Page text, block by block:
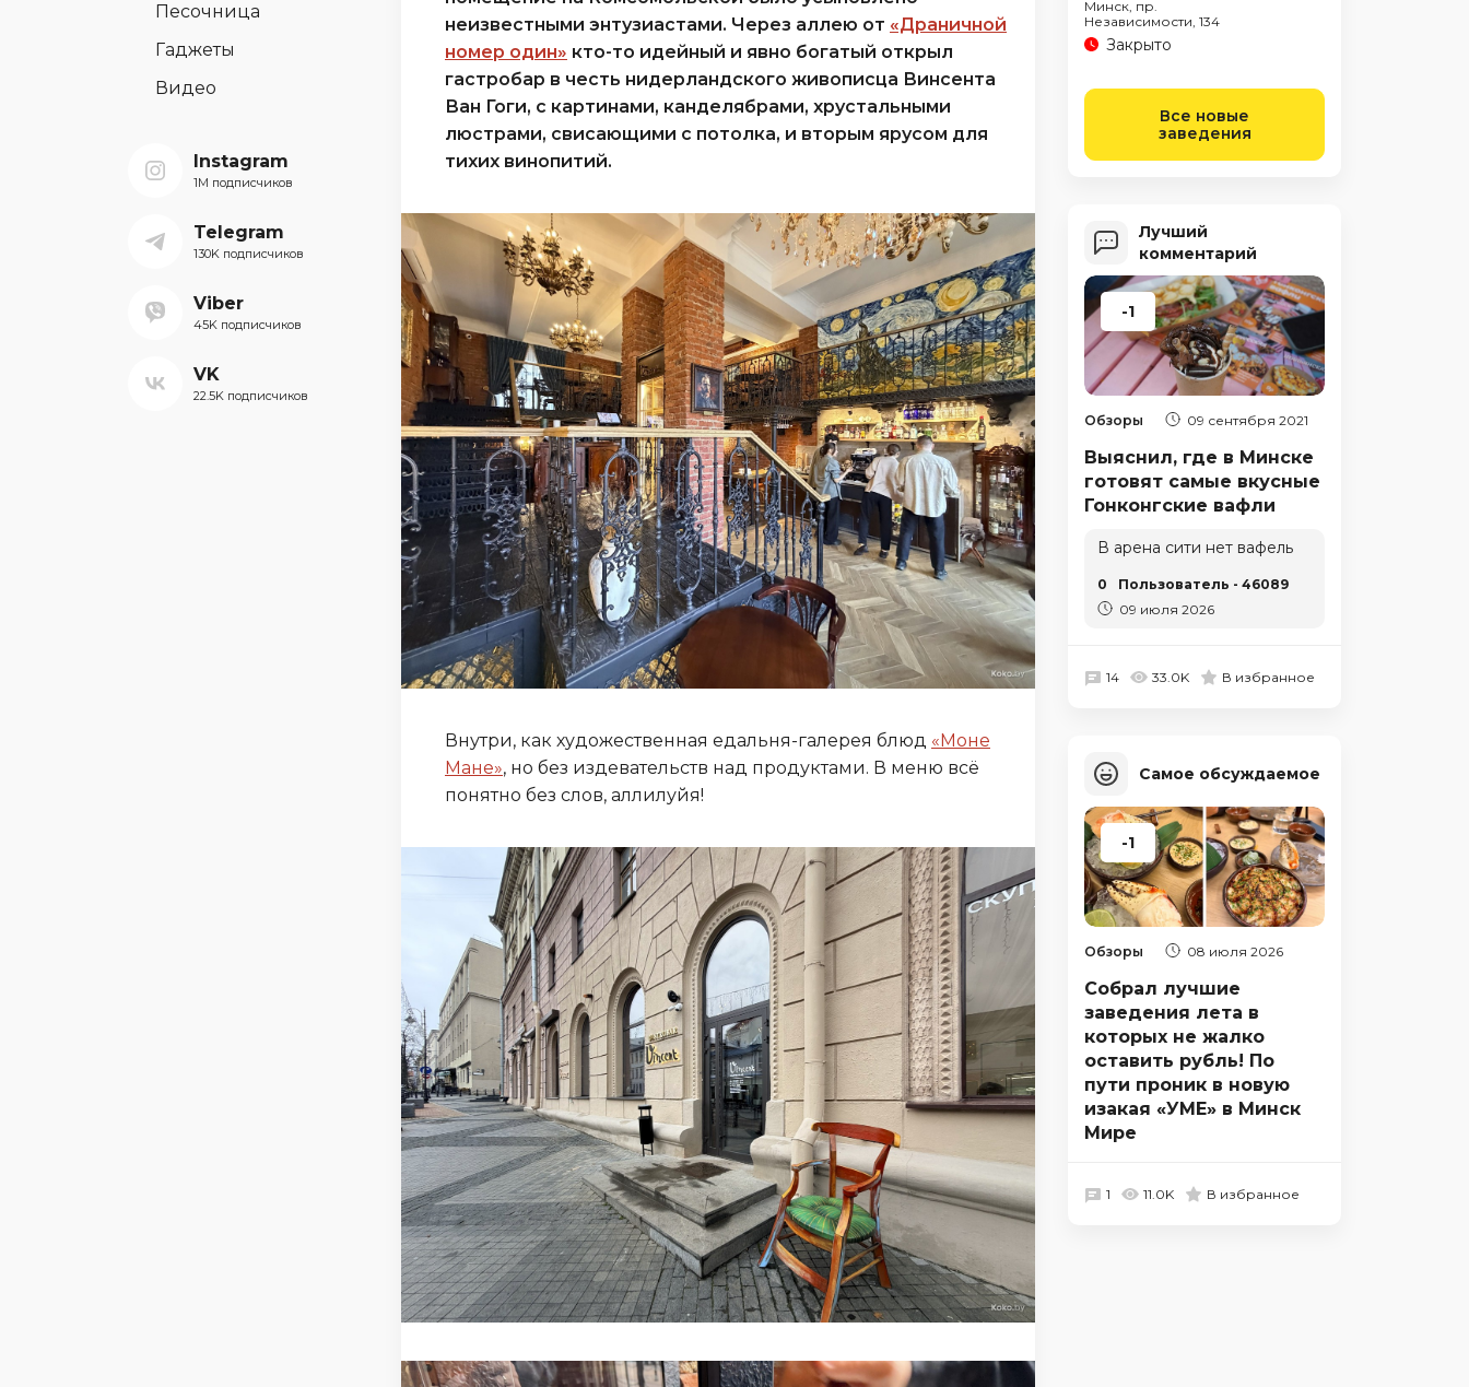
Песочница
Гаджеты
Видео
Instagram
1M подписчиков
Telegram
130K подписчиков
Viber
45K подписчиков
VK
22.5K подписчиков
неизвестными энтузиастами. Через аллею от «Драничной
номер один» кто-то идейный и явно богатый открыл
гастробар в честь нидерландского живописца Винсента
Ван Гоги, с картинами, канделябрами, хрустальными
люстрами, свисающими с потолка, и вторым ярусом для
тихих винопитий.
Внутри, как художественная едальня-галерея блюд «Моне
Мане», но без издевательств над продуктами. В меню всё
понятно без слов, аллилуйя!
Минск, пр.
Независимости, 134
Закрыто
Все новые
заведения
Лучший
комментарий
-1
Обзоры 09 сентября 2021
Выяснил, где в Минске
готовят самые вкусные
Гонконгские вафли
В арена сити нет вафель
0
Пользователь - 46089
09 июля 2026
14 33.0K В избранное
Самое обсуждаемое
-1
Обзоры 08 июля 2026
Собрал лучшие
заведения лета в
которых не жалко
оставить рубль! По
пути проник в новую
изакая «УМЕ» в Минск
Мире
1 11.0K В избранное